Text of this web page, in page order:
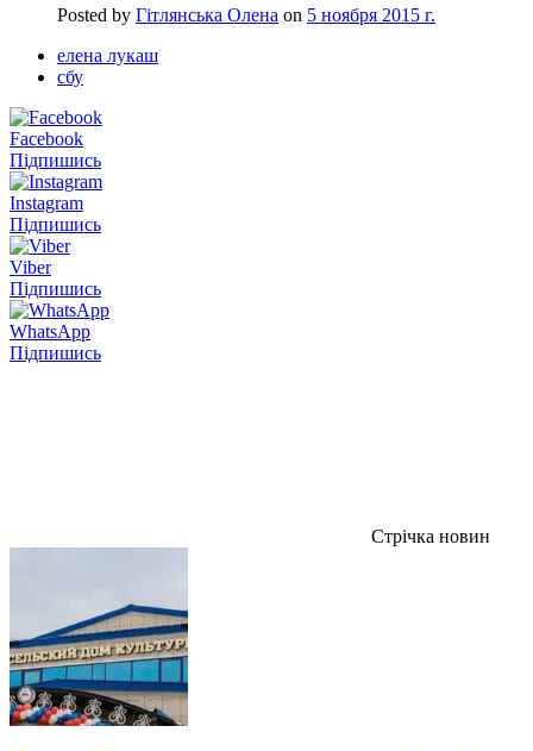
Posted by Гітлянська Олена on 5 ноября 2015 г.
елена лукаш
сбу
Facebook
Підпишись
Instagram
Підпишись
Viber
Підпишись
WhatsApp
Підпишись
Стрічка новин